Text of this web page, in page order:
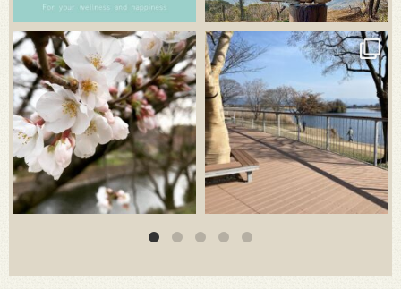
3月 20 3月 18